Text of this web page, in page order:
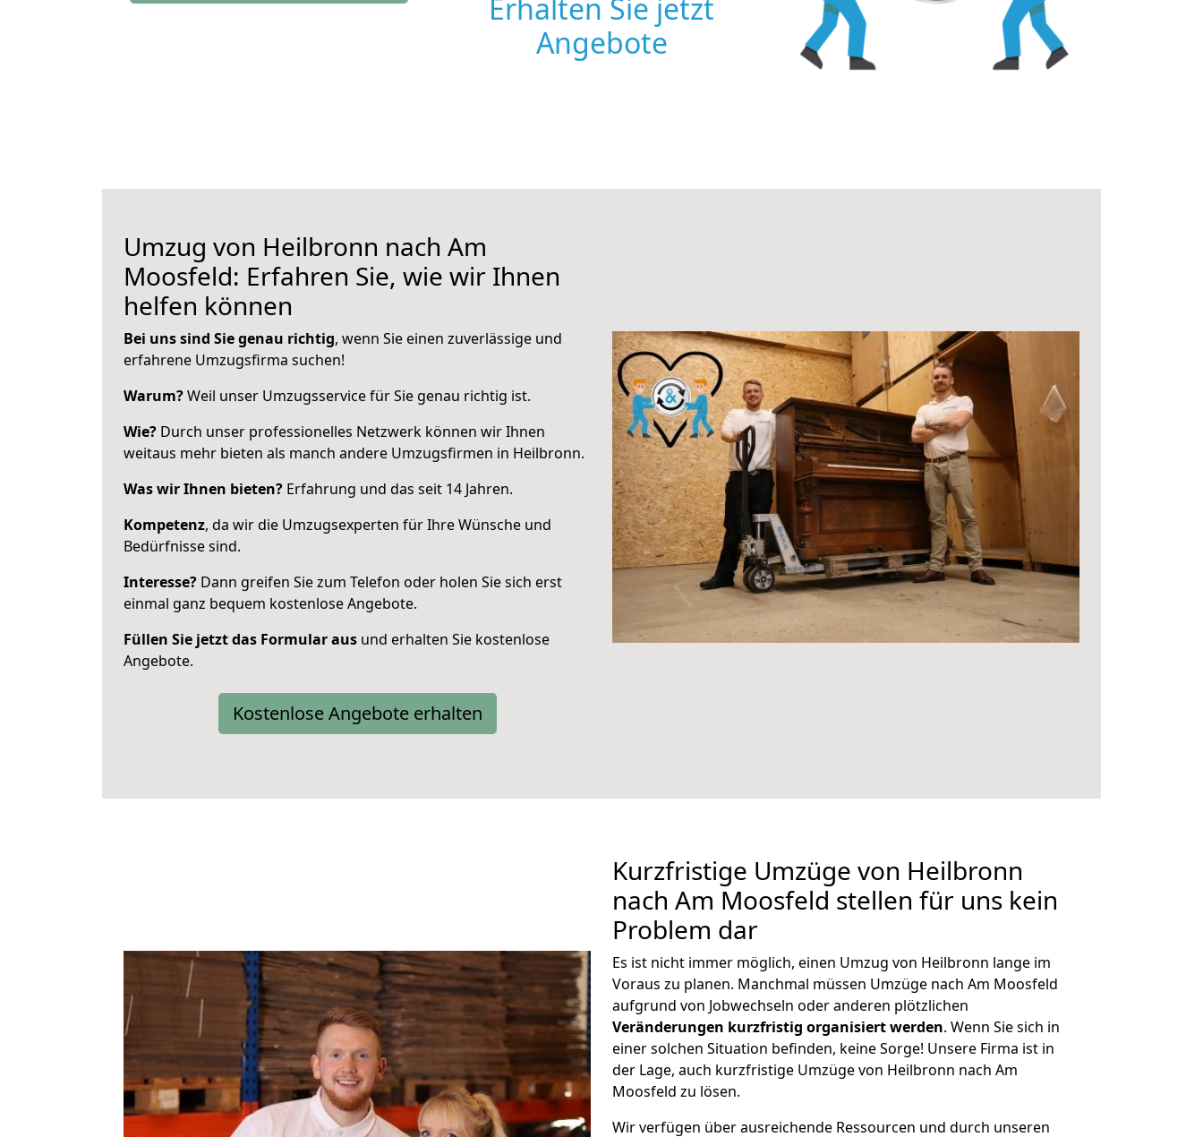
Erhalten Sie jetzt
Angebote
Umzug von Heilbronn nach Am
Moosfeld: Erfahren Sie, wie wir Ihnen
helfen können
Bei uns sind Sie genau richtig, wenn Sie einen zuverlässige und
erfahrene Umzugsfirma suchen!
Warum?Weil unser Umzugsservice für Sie genau richtig ist.
Wie? Durch unser professionelles Netzwerk können wir Ihnen
weitaus mehr bieten als manch andere Umzugsfirmen in Heilbronn.
Was wir Ihnen bieten? Erfahrung und das seit 14 Jahren.
Kompetenz, da wir die Umzugsexperten für Ihre Wünsche und
Bedürfnisse sind.
Interesse? Dann greifen Sie zum Telefon oder holen Sie sich erst
einmal ganz bequem kostenlose Angebote.
Füllen Sie jetzt das Formular aus und erhalten Sie kostenlose
Angebote.
Kostenlose Angebote erhalten
Kurzfristige Umzüge von Heilbronn
nach Am Moosfeld stellen für uns kein
Problem dar
Es ist nicht immer möglich, einen Umzug von Heilbronn lange im
Voraus zu planen. Manchmal müssen Umzüge nach Am Moosfeld
aufgrund von Jobwechseln oder anderen plötzlichen
Veränderungen kurzfristig organisiert werden. Wenn Sie sich in
einer solchen Situation befinden, keine Sorge! Unsere Firma ist in
der Lage, auch kurzfristige Umzüge von Heilbronn nach Am
Moosfeld zu lösen.
Wir verfügen über ausreichende Ressourcen und durch unseren